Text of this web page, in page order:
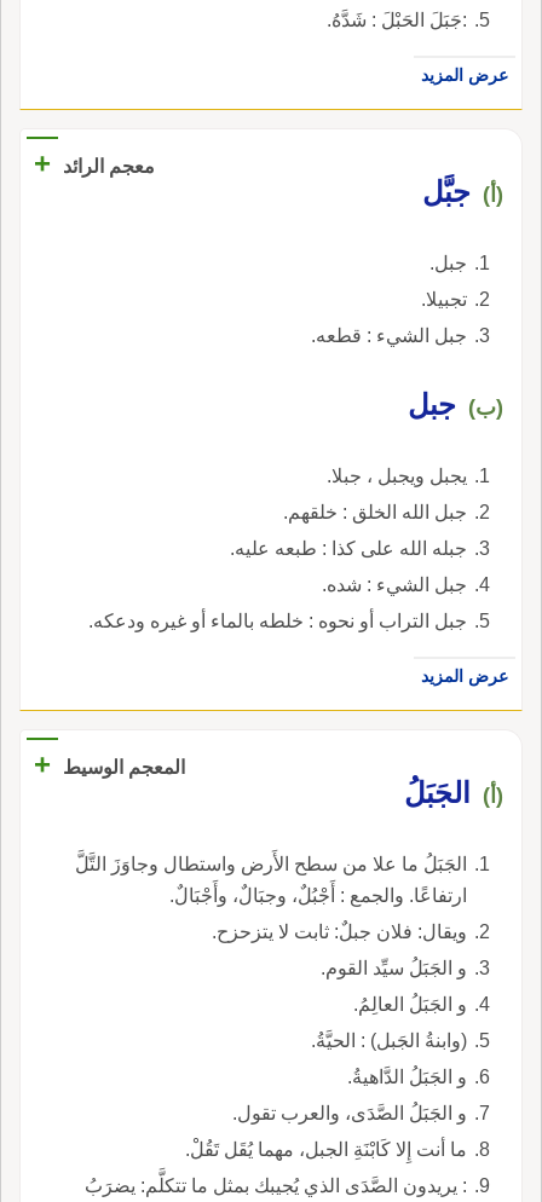
:جَبَلَ الحَبْلَ : شَدَّهُ.
عرض المزيد
معجم الرائد +
(أ) جبَّل
جبل.
تجبيلا.
جبل الشيء : قطعه.
(ب) جبل
يجبل ويجبل ، جبلا.
جبل الله الخلق : خلقهم.
جبله الله على كذا : طبعه عليه.
جبل الشيء : شده.
جبل التراب أو نحوه : خلطه بالماء أو غيره ودعكه.
عرض المزيد
المعجم الوسيط +
(أ) الجَبَلُ
الجَبَلُ ما علا من سطح الأَرض واستطال وجاوَزَ التَّلَّ
ارتفاعًا. والجمع : أَجْبُلٌ، وجبَالٌ، وأَجْبَالٌ.
ويقال: فلان جبلٌ: ثابت لا يتزحزح.
و الجَبَلُ سيِّد القوم.
و الجَبَلُ العالِمُ.
(وابنةُ الجَبل) : الحيَّةُ.
و الجَبَلُ الدَّاهيةُ.
و الجَبَلُ الصَّدَى، والعرب تقول.
ما أنت إِلا كَابْنَةِ الجبل، مهما يُقَل تَقُلْ.
: يريدون الصَّدَى الذي يُجيبك بمثل ما تتكلَّم: يضرَبُ